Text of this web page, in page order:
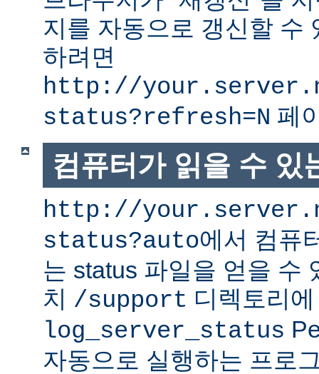
지를 자동으로 갱신할 수
하려면
http://
status?refresh=N 페
컴퓨터가 읽을 수 있
http://
status?auto에서 컴퓨
는 status 파일을 얻을 수
치 /support 디렉토리
log_server_status
자동으로 실행하는 프로